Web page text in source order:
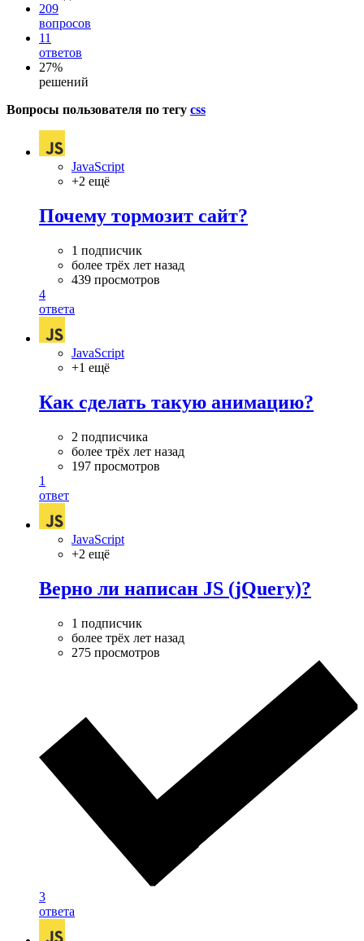
209
вопросов
11
ответов
27%
решений
Вопросы пользователя по тегу css
JavaScript
+2 ещё
Почему тормозит сайт?
1 подписчик
более трёх лет назад
439 просмотров
4
ответа
JavaScript
+1 ещё
Как сделать такую анимацию?
2 подписчика
более трёх лет назад
197 просмотров
1
ответ
JavaScript
+2 ещё
Верно ли написан JS (jQuery)?
1 подписчик
более трёх лет назад
275 просмотров
3
ответа